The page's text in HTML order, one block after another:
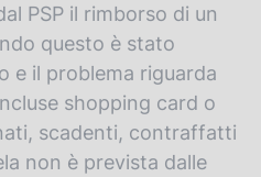
PSP il rimborso di un
questo è stato
e il problema riguarda
shopping card o
scadenti, contraffatti
non è prevista dalle